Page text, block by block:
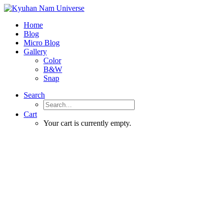
Home
Blog
Micro Blog
Gallery
Color
B&W
Snap
Search
Cart
Your cart is currently empty.